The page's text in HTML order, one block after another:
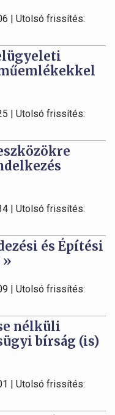
| Utolsó frissítés:
| Utolsó frissítés:
| Utolsó frissítés:
és Építési
»
| Utolsó frissítés:
nélküli
bírság (is)
| Utolsó frissítés: